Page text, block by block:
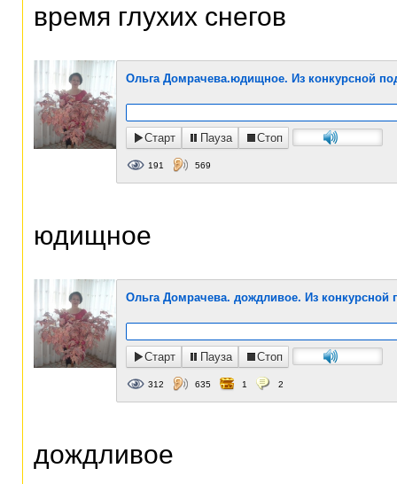
время глухих снегов
Ольга Домрачева.юдищное. Из конкурсной
Старт Пауза Стоп
191 569
юдищное
Ольга Домрачева. дождливое. Из конкурсной
Старт Пауза Стоп
312 635 1 2
дождливое